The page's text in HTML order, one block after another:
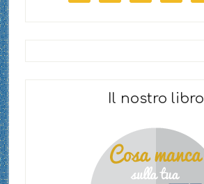
Il nostro libro